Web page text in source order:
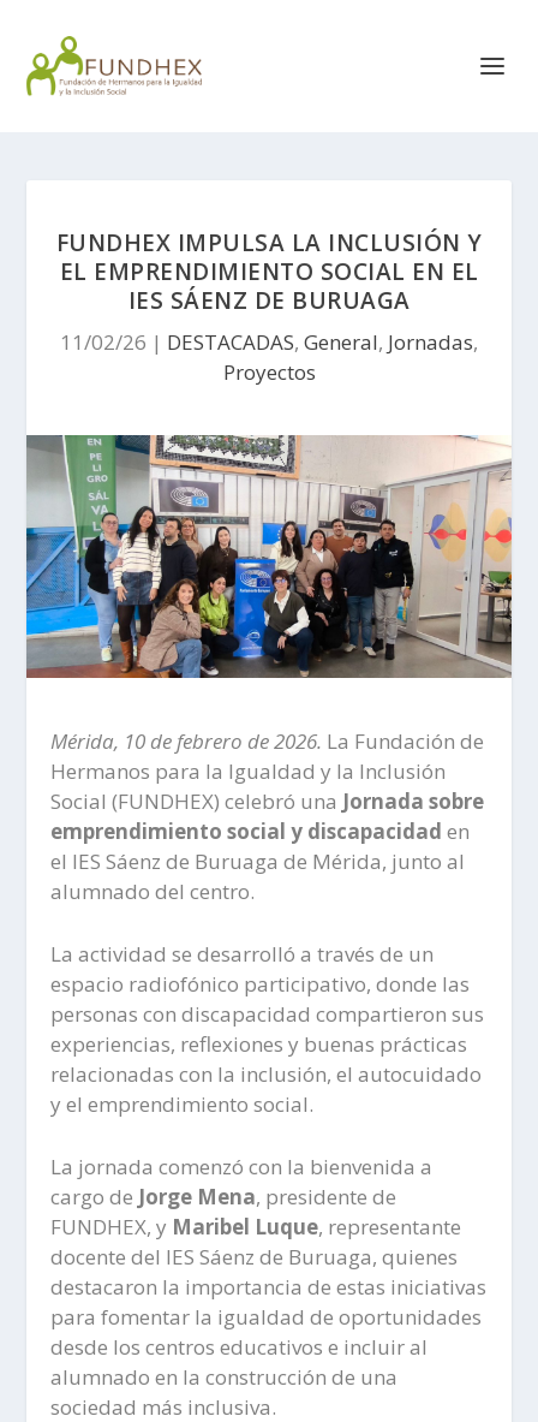
FUNDHEX IMPULSA LA INCLUSIÓN Y
EL EMPRENDIMIENTO SOCIAL EN EL
IES SÁENZ DE BURUAGA
11/02/26 | DESTACADAS, General, Jornadas,
Proyectos
Mérida, 10 de febrero de 2026. La Fundación de
Hermanos para la Igualdad y la Inclusión
Social (FUNDHEX) celebró una Jornada sobre
emprendimiento social y discapacidad en
el IES Sáenz de Buruaga de Mérida, junto al
alumnado del centro.
La actividad se desarrolló a través de un
espacio radiofónico participativo, donde las
personas con discapacidad compartieron sus
experiencias, reflexiones y buenas prácticas
relacionadas con la inclusión, el autocuidado
y el emprendimiento social.
La jornada comenzó con la bienvenida a
cargo de Jorge Mena, presidente de
FUNDHEX, y Maribel Luque, representante
docente del IES Sáenz de Buruaga, quienes
destacaron la importancia de estas iniciativas
para fomentar la igualdad de oportunidades
desde los centros educativos e incluir al
alumnado en la construcción de una
sociedad más inclusiva.